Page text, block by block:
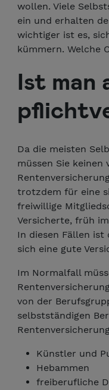
wollen. Viele
ein und erhalten
wichtiger ist es,
kümmern. Welche
Ist man
Da die meisten
müssen Sie
trotzdem für eine
freiwillige
Versicherte, früh
In diesen Fällen
sich eine gute
Im Normalfall
von der
selbstständigen
Künstler und
Hebammen
freiberufliche